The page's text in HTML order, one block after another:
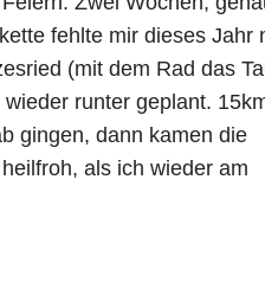
fehlte mir dieses Jahr
(mit dem Rad das Tal
runter geplant.
gingen, dann kamen die
als ich wieder am